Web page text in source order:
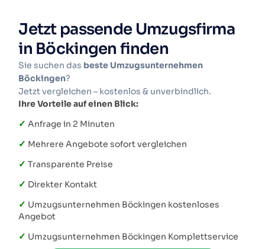
Jetzt passende Umzugsfirma
in Böckingen finden
Sie suchen das beste Umzugsunternehmen
Böckingen?
Jetzt vergleichen – kostenlos & unverbindlich.
Ihre Vorteile auf einen Blick:
✓ Anfrage in 2 Minuten
✓ Mehrere Angebote sofort vergleichen
✓Transparente Preise
✓ Direkter Kontakt
✓ Umzugsunternehmen Böckingen kostenloses
Angebot
✓ Umzugsunternehmen Böckingen Komplettservice